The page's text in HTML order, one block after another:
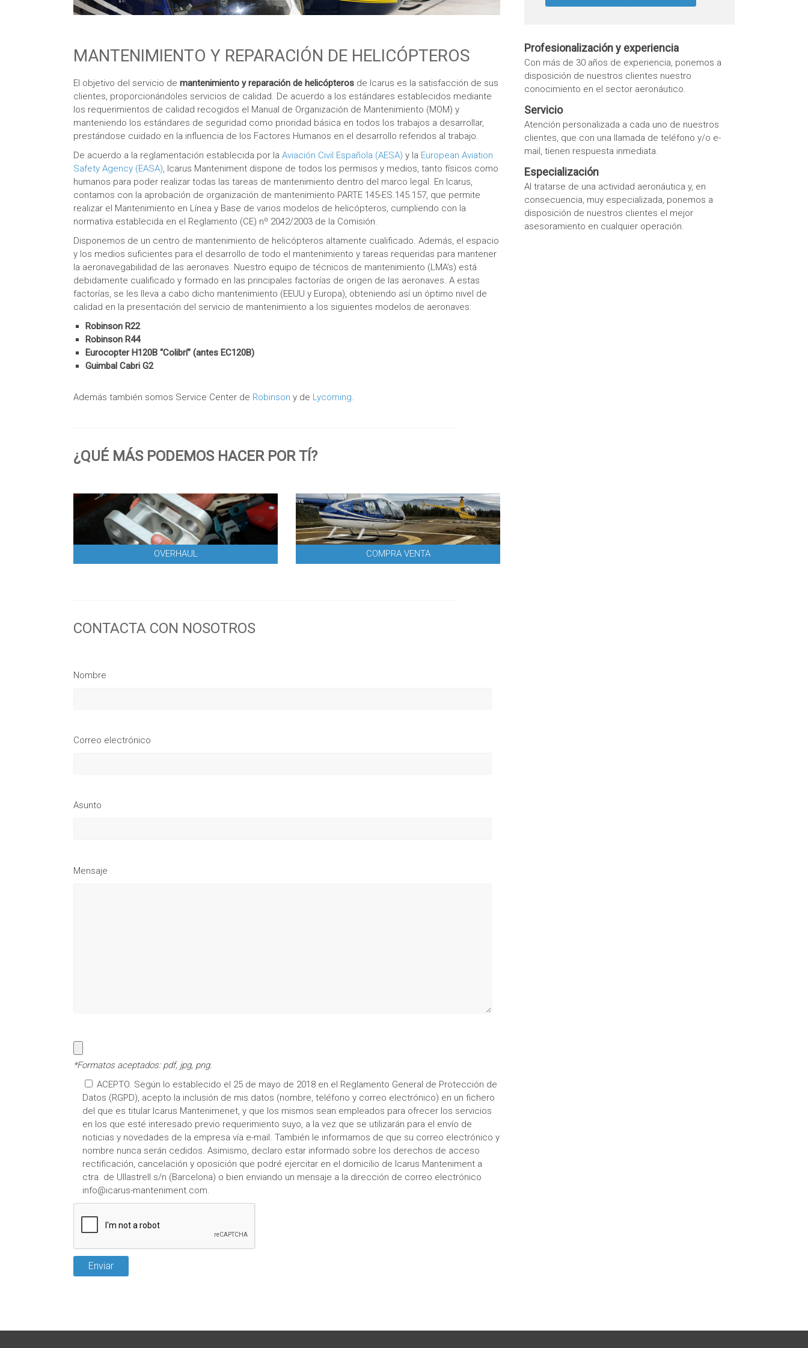
MANTENIMIENTO Y REPARACIÓN DE HELICÓPTEROS
El objetivo del servicio de mantenimiento y reparación de helicópteros de Icarus es la satisfacción de sus
clientes, proporcionándoles servicios de calidad. De acuerdo a los estándares establecidos mediante
los requerimientos de calidad recogidos el Manual de Organización de Mantenimiento (MOM) y
manteniendo los estándares de seguridad como prioridad básica en todos los trabajos a desarrollar,
prestándose cuidado en la influencia de los Factores Humanos en el desarrollo referidos al trabajo.
De acuerdo a la reglamentación establecida por la Aviación Civil Española (AESA) y la European Aviation
Safety Agency (EASA) , Icarus Manteniment dispone de todos los permisos y medios, tanto físicos como
humanos para poder realizar todas las tareas de mantenimiento dentro del marco legal. En Icarus,
contamos con la aprobación de organización de mantenimiento PARTE 145-ES.145.157, que permite
realizar el Mantenimiento en Línea y Base de varios modelos de helicópteros, cumpliendo con la
normativa establecida en el Reglamento (CE) nº 2042/2003 de la Comisión.
Disponemos de un centro de mantenimiento de helicópteros altamente cualificado. Además, el espacio
y los medios suficientes para el desarrollo de todo el mantenimiento y tareas requeridas para mantener
la aeronavegabilidad de las aeronaves. Nuestro equipo de técnicos de mantenimiento (LMA’s) está
debidamente cualificado y formado en las principales factorías de origen de las aeronaves. A estas
factorías, se les lleva a cabo dicho mantenimiento (EEUU y Europa), obteniendo así un óptimo nivel de
calidad en la presentación del servicio de mantenimiento a los siguientes modelos de aeronaves:
Robinson R22
Robinson R44
Eurocopter H120B “Colibrí” (antes EC120B)
Guimbal Cabri G2
Además también somos Service Center de Robinson y de Lycoming
¿QUÉ MÁS PODEMOS HACER POR TÍ?
OVERHAUL COMPRA VENTA
CONTACTA CON NOSOTROS
Nombre
Correo electrónico
Asunto
Mensaje
*Formatos aceptados: pdf, jpg, png.
ACEPTO. Según lo establecido el 25 de mayo de 2018 en el Reglamento General de Protección de
Datos (RGPD), acepto la inclusión de mis datos (nombre, teléfono y correo electrónico) en un fichero
del que es titular Icarus Mantenimenet, y que los mismos sean empleados para ofrecer los servicios
en los que esté interesado previo requerimiento suyo, a la vez que se utilizarán para el envío de
noticias y novedades de la empresa vía e-mail. También le informamos de que su correo electrónico y
nombre nunca serán cedidos. Asimismo, declaro estar informado sobre los derechos de acceso
rectificación, cancelación y oposición que podré ejercitar en el domicilio de Icarus Manteniment a
ctra. de Ullastrell s/n (Barcelona) o bien enviando un mensaje a la dirección de correo electrónico
info@icarus-manteniment.com.
Profesionalización y experiencia
Con más de 30 años de experiencia, ponemos a
disposición de nuestros clientes nuestro
conocimiento en el sector aeronáutico.
Servicio
Atención personalizada a cada uno de nuestros
clientes, que con una llamada de teléfono y/o e-
mail, tienen respuesta inmediata.
Especialización
Al tratarse de una actividad aeronáutica y, en
consecuencia, muy especializada, ponemos a
disposición de nuestros clientes el mejor
asesoramiento en cualquier operación.